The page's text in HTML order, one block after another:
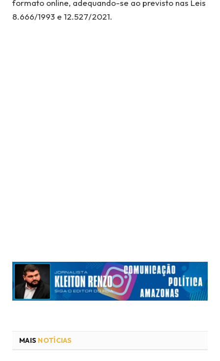
formato online, adequando-se ao previsto nas Leis
8.666/1993 e 12.527/2021.
MAIS NOTÍCIAS